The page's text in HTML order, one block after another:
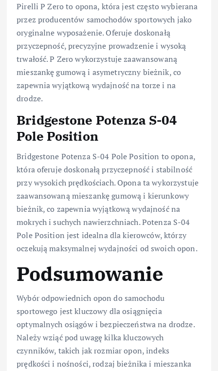
Pirelli P Zero to opona, która jest często wybierana
przez producentów samochodów sportowych jako
oryginalne wyposażenie. Oferuje doskonałą
przyczepność, precyzyjne prowadzenie i wysoką
trwałość. P Zero wykorzystuje zaawansowaną
mieszankę gumową i asymetryczny bieżnik, co
zapewnia wyjątkową wydajność na torze i na
drodze.
Bridgestone Potenza S-04
Pole Position
Bridgestone Potenza S-04 Pole Position to opona,
która oferuje doskonałą przyczepność i stabilność
przy wysokich prędkościach. Opona ta wykorzystuje
zaawansowaną mieszankę gumową i kierunkowy
bieżnik, co zapewnia wyjątkową wydajność na
mokrych i suchych nawierzchniach. Potenza S-04
Pole Position jest idealna dla kierowców, którzy
oczekują maksymalnej wydajności od swoich opon.
Podsumowanie
Wybór odpowiednich opon do samochodu
sportowego jest kluczowy dla osiągnięcia
optymalnych osiągów i bezpieczeństwa na drodze.
Należy wziąć pod uwagę kilka kluczowych
czynników, takich jak rozmiar opon, indeks
prędkości i nośności, rodzaj bieżnika i mieszanka